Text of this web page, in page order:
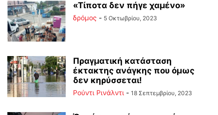
«Τίποτα δεν πήγε χαμένο»
δρόμος - 5 Οκτωβρίου, 2023
Πραγματική κατάσταση
έκτακτης ανάγκης που όμως
δεν κηρύσσεται!
Ρούντι Ρινάλντι - 18 Σεπτεμβρίου, 2023